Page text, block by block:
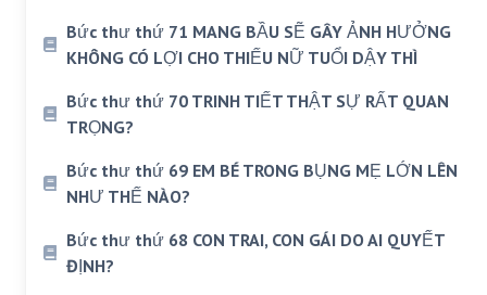
Bức thư thứ 71 MANG BẦU SẼ GÂY ẢNH HƯỞNG
KHÔNG CÓ LỢI CHO THIẾU NỮ TUỔI DẬY THÌ
Bức thư thứ 70 TRINH TIẾT THẬT SỰ RẤT QUAN
TRỌNG?
Bức thư thứ 69 EM BÉ TRONG BỤNG MẸ LỚN LÊN
NHƯ THẾ NÀO?
Bức thư thứ 68 CON TRAI, CON GÁI DO AI QUYẾT
ĐỊNH?